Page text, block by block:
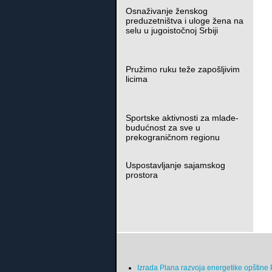
Osnaživanje ženskog
preduzetništva i uloge žena na
selu u jugoistočnoj Srbiji
Pružimo ruku teže zapošljivim
licima
Sportske aktivnosti za mlade-
budućnost za sve u
prekograničnom regionu
Uspostavljanje sajamskog
prostora
Izrada Plana razvoja energetike opštine